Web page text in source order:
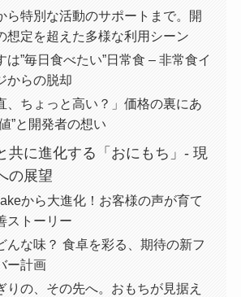
ら特別な活動のサポートまで。開
想定を超えた多様な利用シーン
は”毎日食べたい”日常食 – 非常食イ
からの脱却
、ちょっと高い？」価格の裏にあ
”と開発者の想い
共に進化する「おにもち」- 現
の展望
から大進化！お客様の声が育て
ストーリー
んな味？ 食卓を彩る、期待の新フ
ー計画
りの、その先へ。おもちが見据え